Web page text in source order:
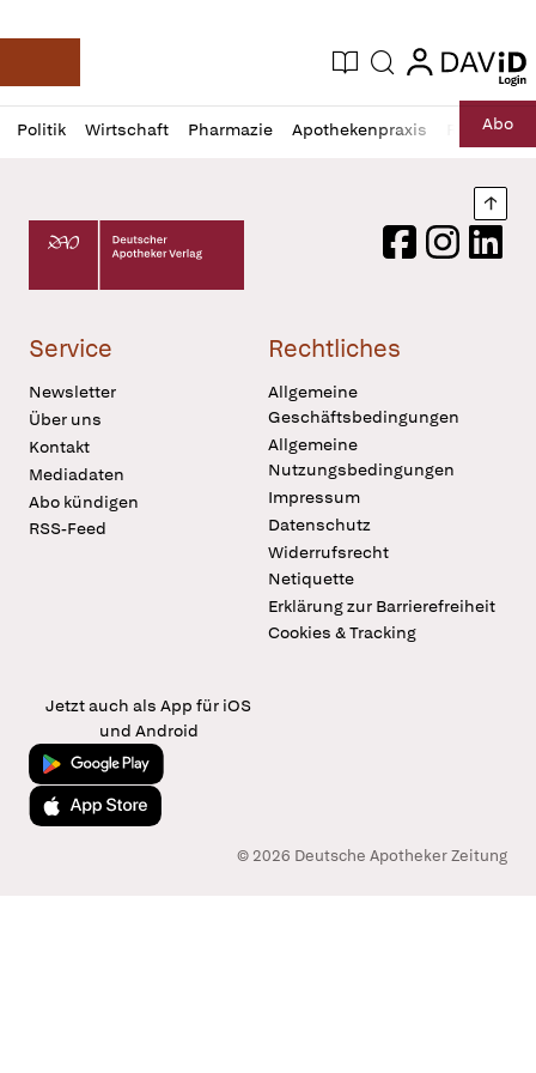
Deutsche Apotheker Zeitung
Aktuelle Ausgabe
Suche login
login
Politik Wirtschaft Pharmazie Apothekenpraxis RechtAbo
Profil
öffnen
Daz
Pur
Deutscher Apotheker Verlag Logo
FacebookInstagram
Service
Newsletter
Über uns
Kontakt
Mediadaten
Abo kündigen
RSS-Feed
Rechtliches
Allgemeine
Geschäftsbedingungen
Allgemeine
Nutzungsbedingungen
Impressum
Datenschutz
Widerrufsrecht
Netiquette
Erklärung zur Barrierefreiheit
Cookies & Tracking
Jetzt auch als App für iOS
und Android
Jetzt bei Google Play
Laden im App Store
© 2026 Deutsche Apotheker Zeitung